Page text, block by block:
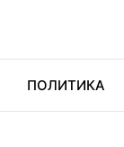
ПОЛИТИКА